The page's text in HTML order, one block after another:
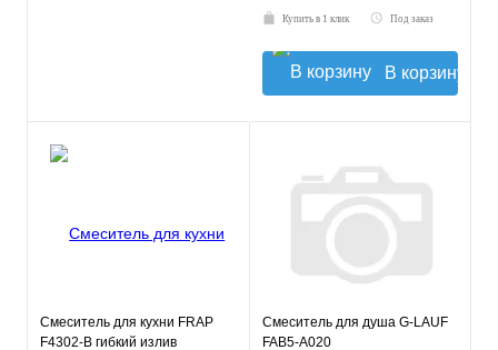
Купить в 1 клик Под заказ
В корзину
Смеситель для кухни FRAP
F4302-B гибкий излив
Смеситель для душа G-LAUF
FAB5-A020